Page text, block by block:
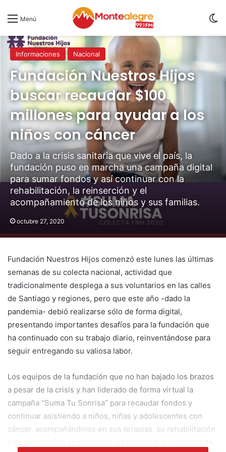
Menú
Inicio /Informaciones
Informaciones Nacional
Fundación Nuestros Hijos
buscar recaudar $100
millones para ayudar a los
niños con cáncer
Dado a la crisis sanitaria que vive el país, la
fundación puso en marcha una campaña digital
para sumar fondos y así continuar con la
rehabilitación, la reinserción y el
acompañamiento de los niños y sus familias.
octubre 27, 2020
Fundación Nuestros Hijos comenzó este lunes las últimas
semanas de su colecta nacional, actividad que
tradicionalmente desplega a sus voluntarios en las calles
de Santiago y regiones, pero que este año -dado la
pandemia- debió realizarse sólo de forma digital,
presentando importantes desafíos para la fundación que
ha continuado con su trabajo diario, reinventándose para
seguir entregando su valiosa labor.
Los equipos de la fundación que no han bajado los brazos
a pesar de la crisis y han liderado de forma virtual la
campaña “Suma Tu Sonrisa” para recaudar fondos y
continuar asistiendo a niños, niñas y adolescentes con
cáncer, acompañándolos en sus terapias, su rehabilitación